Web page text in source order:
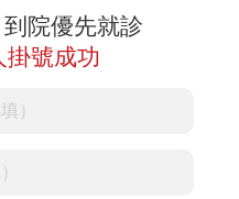
院優先就診
號成功